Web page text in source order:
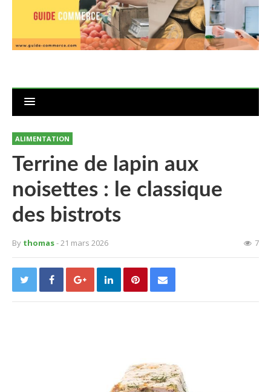
ALIMENTATION
Terrine de lapin aux
noisettes : le classique
des bistrots
By thomas- 21 mars 2026 7